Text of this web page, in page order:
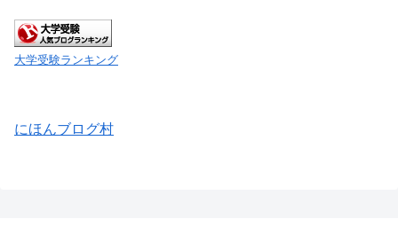
大学受験ランキング
にほんブログ村